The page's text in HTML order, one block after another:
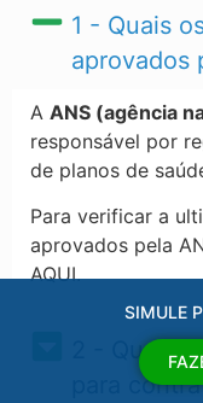
1 - Quais
aprovados
A ANS (agência
responsável por
de planos de
Para verificar a
aprovados pela
AQUI.
2 - Quais
para
SIMULE